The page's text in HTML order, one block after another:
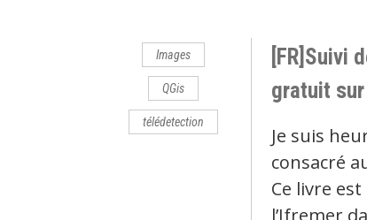
Images
QGis
télédetection
[FR]Suivi
gratuit
Je suis
consacré
Ce livre
l’Ifremer